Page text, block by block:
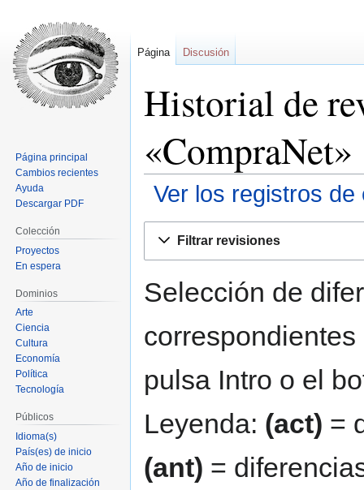
Historial de
«CompraNet»
Ver los registros de
navegación
búsqueda
Filtrar revisiones
Selección de
pulsa Intro o el
Leyenda: (act) =
(ant) =
Página Discusión
Página principal
Cambios recientes
Ayuda
Descargar PDF
Colección
Proyectos
En espera
Dominios
Arte
Ciencia
Cultura
Economía
Política
Tecnología
Públicos
Idioma(s)
País(es) de inicio
Año de inicio
Año de finalización